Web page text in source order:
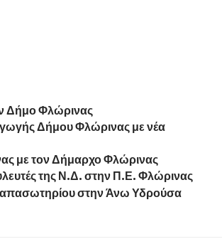
Δήμο Φλώρινας
Δήμου Φλώρινας με νέα
με τον Δήμαρχο Φλώρινας
της Ν.Δ. στην Π.Ε. Φλώρινας
στην Άνω Υδρούσα